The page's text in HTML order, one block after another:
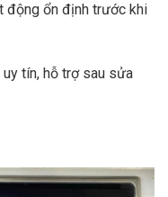
động ổn định trước khi
uy tín, hỗ trợ sau sửa